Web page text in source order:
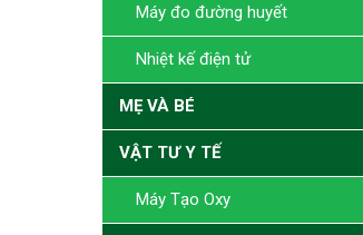
Máy đo đường huyết
Nhiệt kế điện tử
MẸ VÀ BÉ
VẬT TƯ Y TẾ
Máy Tạo Oxy